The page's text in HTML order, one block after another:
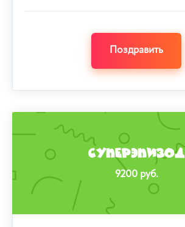
Поздравить
СУПЕРЭПИЗОД
9200 руб.